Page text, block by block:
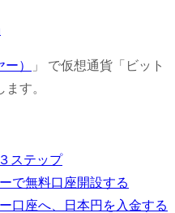
）
」 で仮想通貨「ビット
す。
ステップ
で無料口座開設する
口座へ、日本円を入金する